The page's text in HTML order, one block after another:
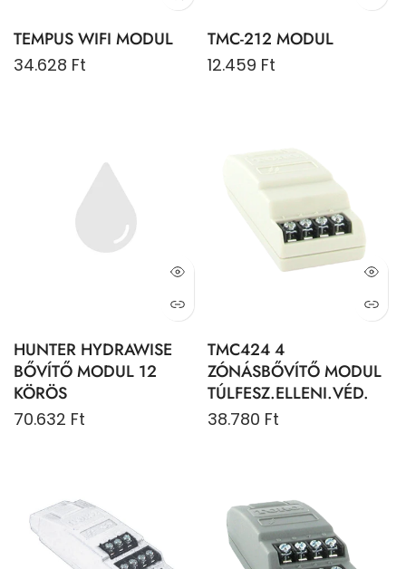
TEMPUS WIFI MODUL
34.628 Ft
TMC-212 MODUL
12.459 Ft
HUNTER HYDRAWISE
BŐVÍTŐ MODUL 12
KÖRÖS
70.632 Ft
TMC424 4
ZÓNÁSBŐVÍTŐ MODUL
TÚLFESZ.ELLENI.VÉD.
38.780 Ft